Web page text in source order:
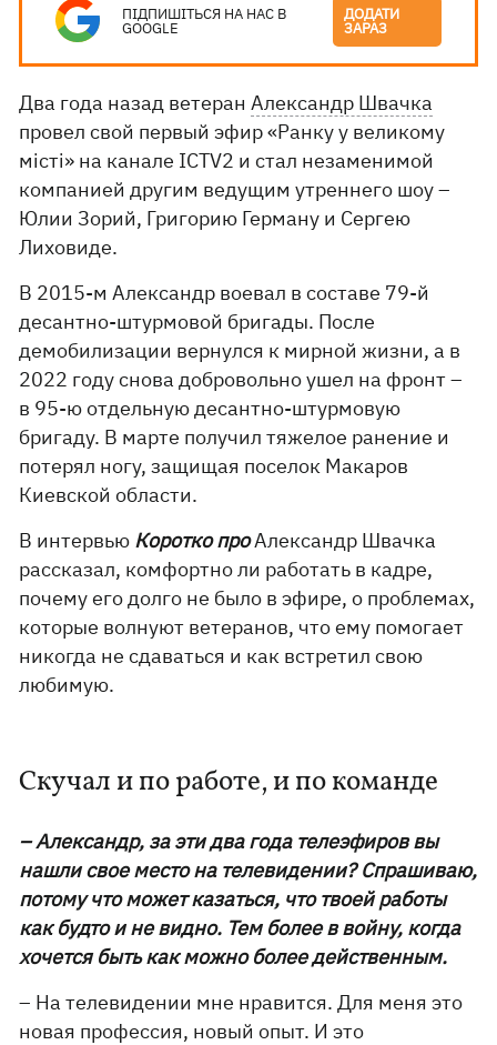
ПІДПИШІТЬСЯ НА НАС В
GOOGLE
ДОДАТИ
ЗАРАЗ
Два года назад ветеранАлександр Швачка
провел свой первый эфир «Ранку у великому
місті» на канале ICTV2 и стал незаменимой
компанией другим ведущим утреннего шоу –
Юлии Зорий, Григорию Герману и Сергею
Лиховиде.
В 2015-м Александр воевал в составе 79-й
десантно-штурмовой бригады. После
демобилизации вернулся к мирной жизни, а в
2022 году снова добровольно ушел на фронт –
в 95-ю отдельную десантно-штурмовую
бригаду. В марте получил тяжелое ранение и
потерял ногу, защищая поселок Макаров
Киевской области.
В интервью Коротко проАлександр Швачка
рассказал, комфортно ли работать в кадре,
почему его долго не было в эфире, о проблемах,
которые волнуют ветеранов, что ему помогает
никогда не сдаваться и как встретил свою
любимую.
Скучал и по работе, и по команде
– Александр, за эти два года телеэфиров вы
нашли свое место на телевидении? Спрашиваю,
потому что может казаться, что твоей работы
как будто и не видно. Тем более в войну, когда
хочется быть как можно более действенным.
– На телевидении мне нравится. Для меня это
новая профессия, новый опыт. И это